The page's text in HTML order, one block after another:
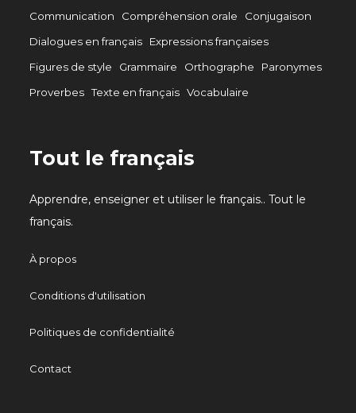
Communication Compréhension orale
Conjugaison
Dialogues en français
Expressions françaises
Figures de style
Grammaire Orthographe
Paronymes
Proverbes Texte en français Vocabulaire
Tout le français
Apprendre, enseigner et utiliser le français.. Tout le
français.
À propos
Conditions d'utilisation
Politiques de confidentialité
Contact